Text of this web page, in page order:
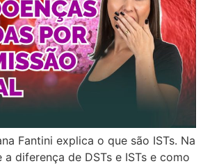
Fantini explica o que são ISTs. Na
diferença de DSTs e ISTs e como